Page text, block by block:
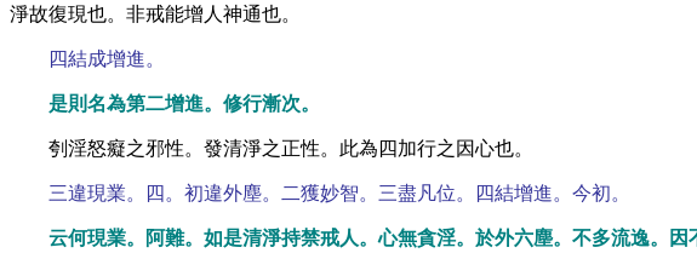
淨故復現也。非戒能增人神通也。
四結成增進。
是則名為第二增進。修行漸次。
刳淫怒癡之邪性。發清淨之正性。此為四加行之因心也。
三違現業。四。初違外塵。二獲妙智。三盡凡位。四結增進。今初。
云何現業。阿難。如是清淨持禁戒人。心無貪淫。於外六塵。不多流逸。